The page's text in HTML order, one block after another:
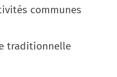
communes
traditionnelle